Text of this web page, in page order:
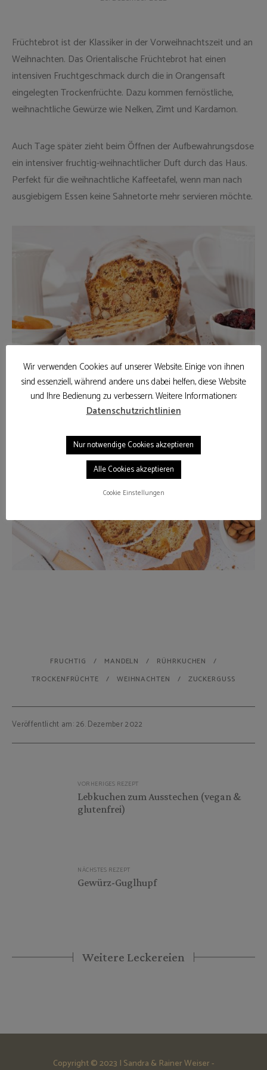
Früchtebrot ist der Klassiker in der Vorweihnachtszeit und an
Weihnachten. Das Orientalische Früchtebrot hat einen
intensiven Fruchtgeschmack durch die in Orangensaft
eingelegten Trockenfrüchte. Dazu kommen fernöstliche,
weihnachtliche Gewürze wie Nelken, Zimt und Kardamon.
Auch Tage später zieht beim Öffnen der Aufbewahrungsdose
ein intensiver fruchtig-weihnachtlicher Duft durch das Haus.
Perfekt für die weihnachtliche Kaffeetafel, wenn man nach
ausgiebigem Essen keine Sahnetorte mehr servieren möchte.
FRUCHTIG MANDELN
RÜHRKUCHEN
TROCKENFRÜCHTE
WEIHNACHTEN ZUCKERGUSS
Veröffentlicht am: 26. Dezember 2022
Beitragsnavigation
VORHERIGES REZEPT
Lebkuchen zum Ausstechen (vegan &
glutenfrei)
NÄCHSTES REZEPT
Gewürz-Guglhupf
Weitere Leckereien
Copyright © 2023 | Sandra & Rainer Weiser -
Wir verwenden Cookies auf unserer Website. Einige von ihnen
sind essenziell, während andere uns dabei helfen, diese Website
und Ihre Bedienung zu verbessern. Weitere Informationen:
Datenschutzrichtlinien
Nur notwendige Cookies akzeptieren
Alle Cookies akzeptieren
Cookie Einstellungen